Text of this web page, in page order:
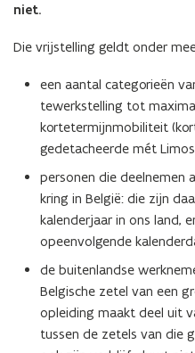
niet​.
Die vrijstelling geldt onder
een aantal categorieën
tewerkstelling tot
kortetermijnmobiliteit
gedetacheerde mét
personen die deelnemen
kring in België: die zijn
kalenderjaar in ons land,
opeenvolgende
de buitenlandse
Belgische zetel van een
opleiding maakt deel uit
tussen de zetels van die